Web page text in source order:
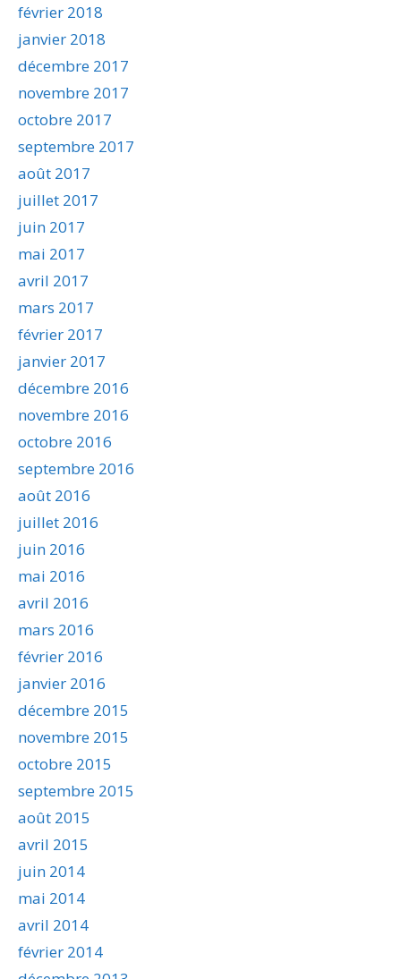
février 2018
janvier 2018
décembre 2017
novembre 2017
octobre 2017
septembre 2017
août 2017
juillet 2017
juin 2017
mai 2017
avril 2017
mars 2017
février 2017
janvier 2017
décembre 2016
novembre 2016
octobre 2016
septembre 2016
août 2016
juillet 2016
juin 2016
mai 2016
avril 2016
mars 2016
février 2016
janvier 2016
décembre 2015
novembre 2015
octobre 2015
septembre 2015
août 2015
avril 2015
juin 2014
mai 2014
avril 2014
février 2014